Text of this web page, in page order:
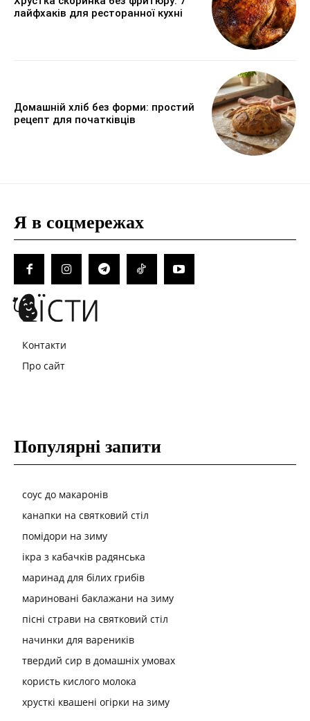
лайфхаків для ресторанної кухні
Домашній хліб без форми: простий
рецепт для початківців
Я в соцмережах
Контакти
Про сайт
Популярні запити
соус до макаронів
канапки на святковий стіл
помідори на зиму
ікра з кабачків радянська
маринад для білих грибів
мариновані баклажани на зиму
пісні страви на святковий стіл
начинки для вареників
твердий сир в домашніх умовах
користь кислого молока
хрусткі квашені огірки на зиму